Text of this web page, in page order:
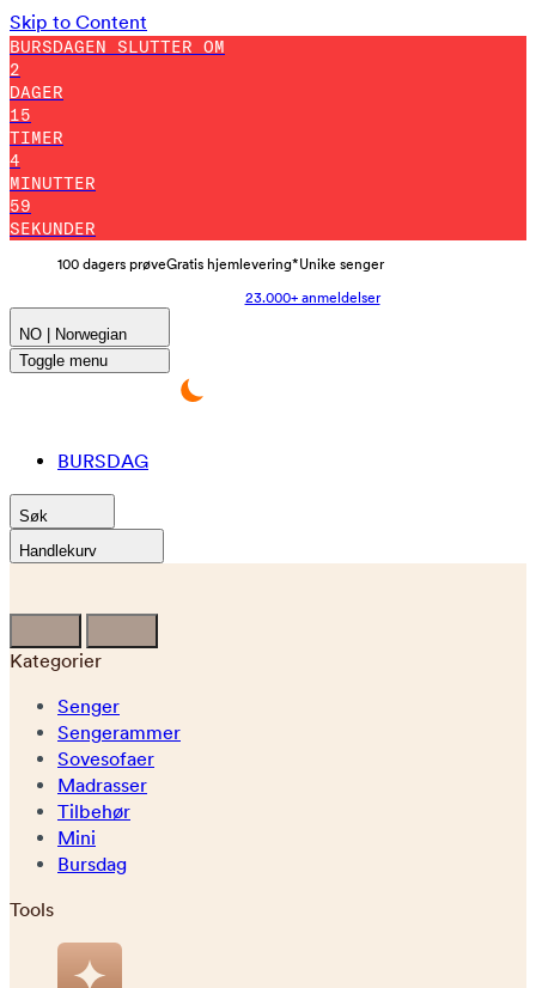
Skip to Content
BURSDAGEN SLUTTER OM
2
DAGER
15
TIMER
4
MINUTTER
54
SEKUNDER
100 dagers prøveGratis hjemlevering*Unike senger
23.000+ anmeldelser
NO | Norwegian
Toggle menu
BURSDAG
Søk
Handlekurv
Kategorier
Senger
Sengerammer
Sovesofaer
Madrasser
Tilbehør
Mini
Bursdag
Tools